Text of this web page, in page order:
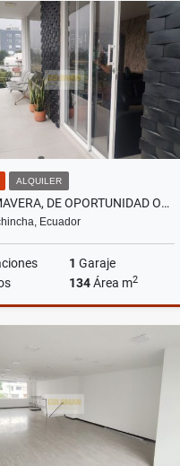
ALQUILER
LA PRIMAVERA, DE OPORTUNIDAD OFICINA SIN MUEBLES EN RENTA, CON 143M2
Ecuador
1 Garaje
134Área m2
Alquiler